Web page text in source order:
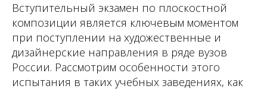
Вступительный экзамен по плоскостной
композиции является ключевым моментом
при поступлении на художественные и
дизайнерские направления в ряде вузов
России. Рассмотрим особенности этого
испытания в таких учебных заведениях, как